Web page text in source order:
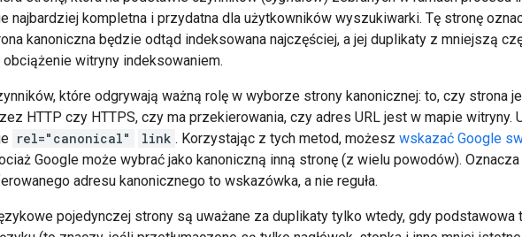
najbardziej kompletna i przydatna dla użytkowników wyszukiwarki. Tę stronę
kanoniczna będzie odtąd indeksowana najczęściej, a jej duplikaty z mniejszą
witryny indeksowaniem.
które odgrywają ważną rolę w wyborze strony kanonicznej: to, czy strona
HTTP czy HTTPS, czy ma przekierowania, czy adres URL jest w mapie witryny.
rel="canonical" link . Korzystając z tych metod, możesz wskazać Google
Google może wybrać jako kanoniczną inną stronę (z wielu powodów).
adresu kanonicznego to wskazówka, a nie reguła.
pojedynczej strony są uważane za duplikaty tylko wtedy, gdy podstawowa